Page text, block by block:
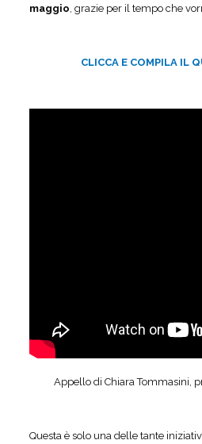
maggio, grazie per il tempo che
CLICCA E COMPILA IL
Appello di Chiara Tommasini,
Questa è solo una delle tante